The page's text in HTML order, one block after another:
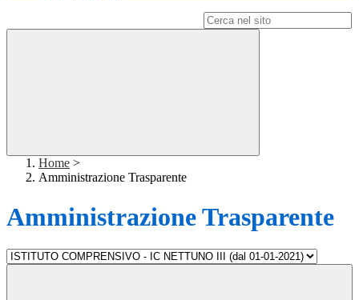
Home >
Amministrazione Trasparente
Amministrazione Trasparente